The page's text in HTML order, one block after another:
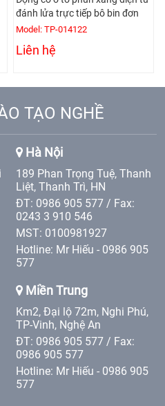
đánh lửa trực tiếp bô bin đơn
Model: TP-014122
Liên hệ
TẠO NGHỀ
Hà Nội
189 Phan Trọng Tuệ, Thanh
Liệt, Thanh Trì, HN
ĐT: 0986 905 577 / Fax:
0243 3 910 546
MST: 0100981927
Hotline: Mr Hiếu - 0986 905
577
Miền Trung
Km2, Đại lộ 72m, Nghi Phú,
TP-Vinh, Nghệ An
ĐT: 0986 905 577 / Fax:
0986 905 577
Hotline: Mr Hiếu - 0986 905
577